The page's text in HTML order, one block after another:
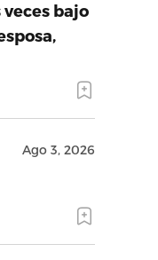
veces bajo
Ago 3, 2026